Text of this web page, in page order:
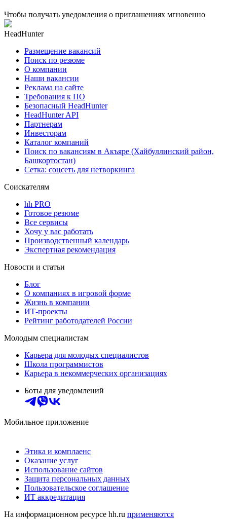
Чтобы получать уведомления о приглашениях мгновенно
HeadHunter
Размещение вакансий
Поиск по резюме
О компании
Наши вакансии
Реклама на сайте
Требования к ПО
Безопасный HeadHunter
HeadHunter API
Партнерам
Инвесторам
Каталог компаний
Поиск по вакансиям в Акъяре (Хайбуллинский район,
Башкортостан)
Сетка: соцсеть для нетворкинга
Соискателям
hh PRO
Готовое резюме
Все сервисы
Хочу у вас работать
Производственный календарь
Экспертная рекомендация
Новости и статьи
Блог
О компаниях в игровой форме
Жизнь в компании
ИТ-проекты
Рейтинг работодателей России
Молодым специалистам
Карьера для молодых специалистов
Школа программистов
Карьера в некоммерческих организациях
Боты для уведомлений
Мобильное приложение
Этика и комплаенс
Оказание услуг
Использование сайтов
Защита персональных данных
Пользовательское соглашение
ИТ аккредитация
На информационном ресурсе hh.ru применяются